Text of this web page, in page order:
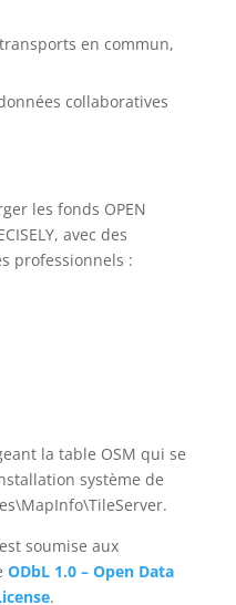
en commun,
collaboratives
les fonds OPEN
avec des
professionnels :
la table OSM qui se
système de
soumise aux
ODbL 1.0 – Open Data
.